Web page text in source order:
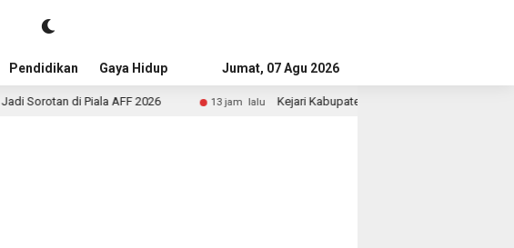
Pendidikan Gaya Hidup Advertorial
Jumat, 07 Agu 2026
AFF 2026 13 jam lalu Kejari Kabupaten Tangerang Temukan Siswa Fiktif dalam